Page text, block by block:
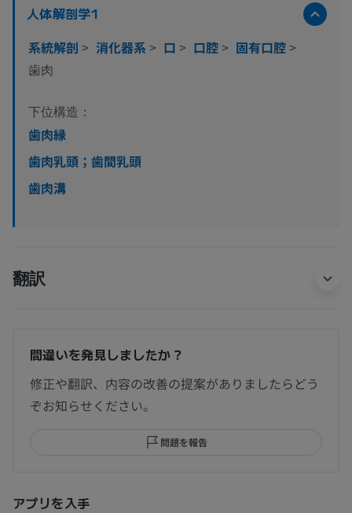
人体解剖学1
系統解剖 > 消化器系> 口 > 口腔> 固有口腔>
歯肉
下位構造：
歯肉縁
歯肉乳頭；歯間乳頭
歯肉溝
翻訳
間違いを発見しましたか？
修正や翻訳、内容の改善の提案がありましたらどう
ぞお知らせください。
問題を報告
アプリを入手